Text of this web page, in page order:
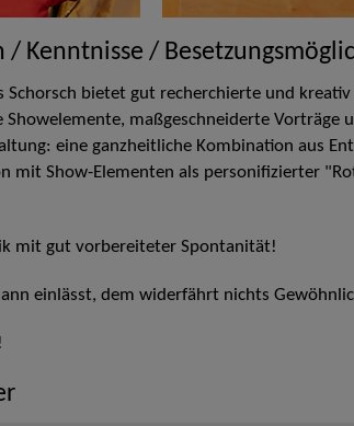
/ Kenntnisse /
Schorsch bietet gut recherchierte und
Showelemente, maßgeschneiderte Vorträge
eine ganzheitliche Kombination aus
mit Show-Elementen als personifizierter
mit gut vorbereiteter Spontanität!
einlässt, dem widerfährt nichts